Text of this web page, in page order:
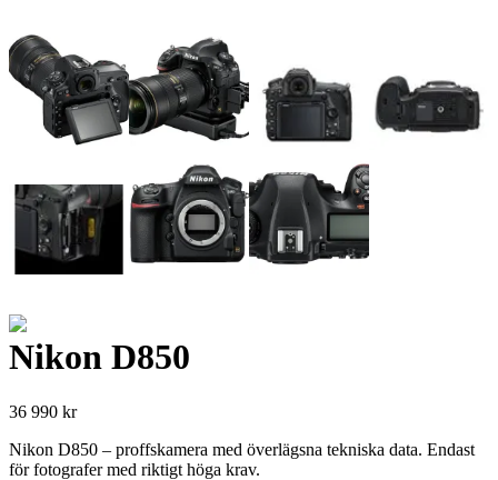
Nikon D850
36 990 kr
Nikon D850 – proffskamera med överlägsna tekniska data. Endast
för fotografer med riktigt höga krav.